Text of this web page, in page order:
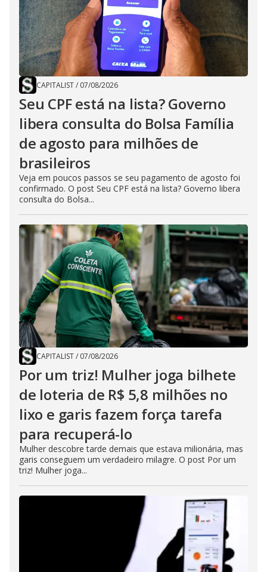
CAPITALIST/ 07/08/2026
Seu CPF está na lista? Governo
libera consulta do Bolsa Família
de agosto para milhões de
brasileiros
Veja em poucos passos se seu pagamento de agosto foi
confirmado. O post Seu CPF está na lista? Governo libera
consulta do Bolsa...
CAPITALIST/ 07/08/2026
Por um triz! Mulher joga bilhete
de loteria de R$ 5,8 milhões no
lixo e garis fazem força tarefa
para recuperá-lo
Mulher descobre tarde demais que estava milionária, mas
garis conseguem um verdadeiro milagre. O post Por um
triz! Mulher joga...